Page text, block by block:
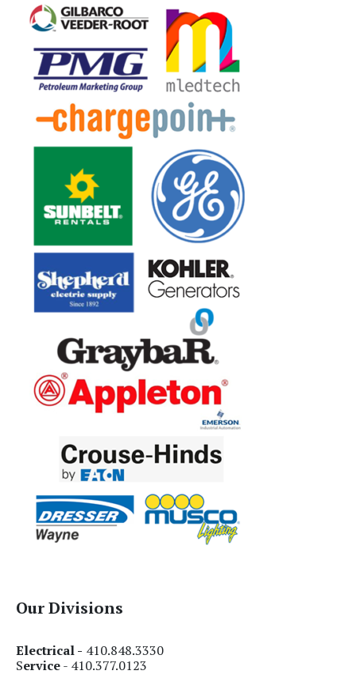
Our Divisions
Electrical - 410.848.3330
Service- 410.377.0123